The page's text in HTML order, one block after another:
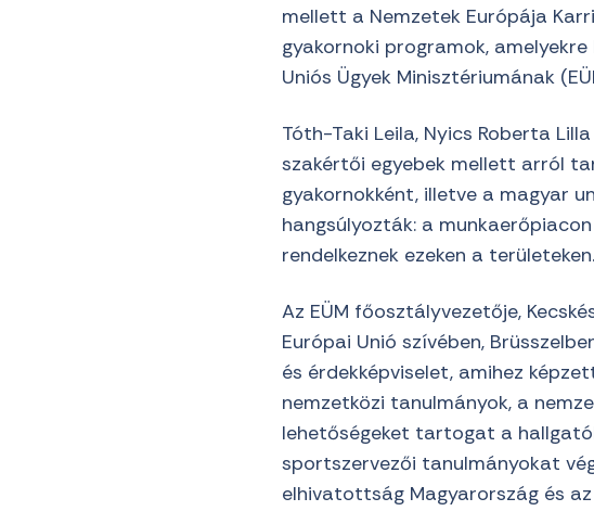
mellett a Nemzetek Európája
gyakornoki programok,
Uniós Ügyek Minisztériumának
Tóth-Taki Leila, Nyics Roberta
szakértői egyebek mellett arról
gyakornokként, illetve a magyar
hangsúlyozták: a
rendelkeznek ezeken a területeken.
Az EÜM főosztályvezetője,
Európai Unió szívében,
és érdekképviselet, amihez
nemzetközi tanulmányok, a
lehetőségeket tartogat a
sportszervezői tanulmányokat
elhivatottság Magyarország és